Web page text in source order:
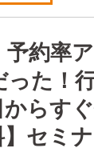
予約率
った！
らす
セミ